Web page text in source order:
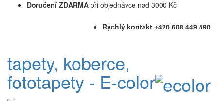
Doručení ZDARMA při objednávce nad 3000 Kč
Rychlý kontakt +420 608 449 590
tapety, koberce,
fototapety - E-color